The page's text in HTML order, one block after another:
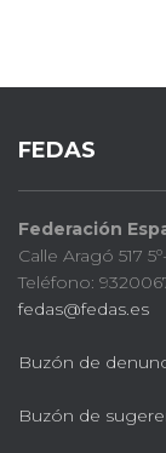
FEDAS
Federación
Calle Aragó 517
Teléfono:
fedas@fedas.es
Buzón de
Buzón de